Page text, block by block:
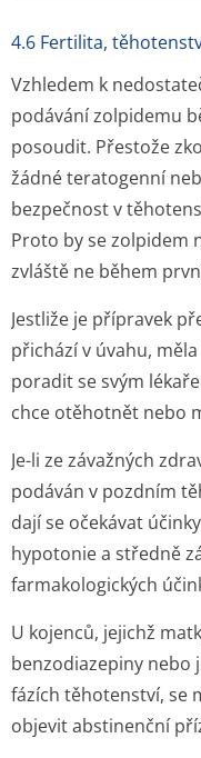
4.6 Fertilita,
Vzhledem k
podávání zolpidemu
posoudit. Přestože
žádné teratogenní
bezpečnost v
Proto by se zolpidem
zvláště ne během
Jestliže je přípravek
přichází v úvahu,
poradit se svým
chce otěhotnět nebo
Je-li ze závažných
podáván v pozdním
dají se očekávat
hypotonie a středně
farmakologických
U kojenců, jejichž
benzodiazepiny nebo
fázích těhotenství, se
objevit abstinenční